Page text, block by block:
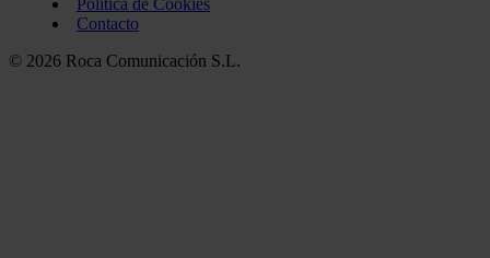
Contacto
© 2026 Roca Comunicación S.L.